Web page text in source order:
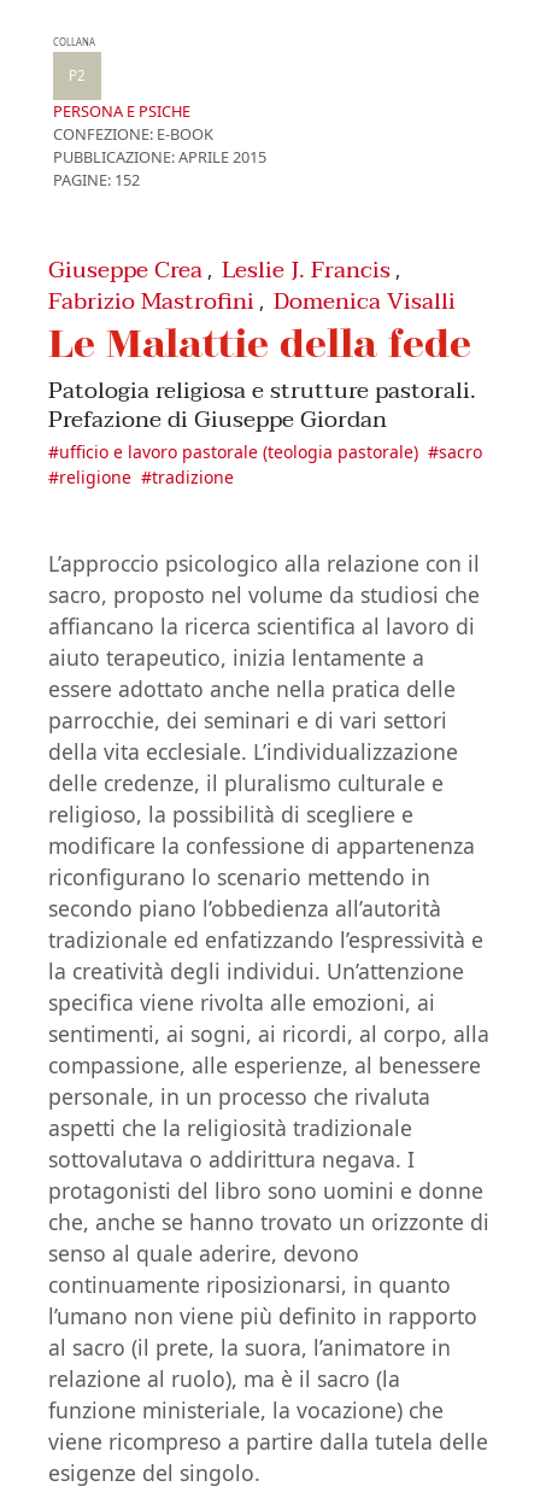
COLLANA
P2
PERSONA E PSICHE
CONFEZIONE: E-BOOK
PUBBLICAZIONE:APRILE 2015
PAGINE: 152
Giuseppe Crea , Leslie J. Francis ,
Fabrizio Mastrofini , Domenica Visalli
Le Malattie della fede
Patologia religiosa e strutture pastorali.
Prefazione di Giuseppe Giordan
#ufficio e lavoro pastorale (teologia pastorale) #sacro
#religione #tradizione
L’approccio psicologico alla relazione con il
sacro, proposto nel volume da studiosi che
affiancano la ricerca scientifica al lavoro di
aiuto terapeutico, inizia lentamente a
essere adottato anche nella pratica delle
parrocchie, dei seminari e di vari settori
della vita ecclesiale. L’individualizzazione
delle credenze, il pluralismo culturale e
religioso, la possibilità di scegliere e
modificare la confessione di appartenenza
riconfigurano lo scenario mettendo in
secondo piano l’obbedienza all’autorità
tradizionale ed enfatizzando l’espressività e
la creatività degli individui. Un’attenzione
specifica viene rivolta alle emozioni, ai
sentimenti, ai sogni, ai ricordi, al corpo, alla
compassione, alle esperienze, al benessere
personale, in un processo che rivaluta
aspetti che la religiosità tradizionale
sottovalutava o addirittura negava. I
protagonisti del libro sono uomini e donne
che, anche se hanno trovato un orizzonte di
senso al quale aderire, devono
continuamente riposizionarsi, in quanto
l’umano non viene più definito in rapporto
al sacro (il prete, la suora, l’animatore in
relazione al ruolo), ma è il sacro (la
funzione ministeriale, la vocazione) che
viene ricompreso a partire dalla tutela delle
esigenze del singolo.